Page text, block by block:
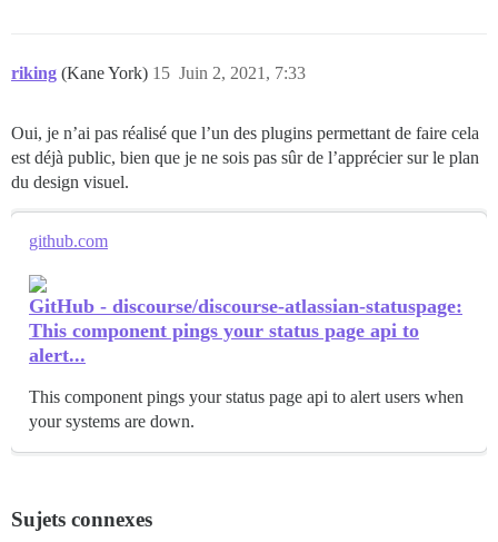
riking (Kane York) Juin 2, 2021, 7:33
15
Oui, je n’ai pas réalisé que l’un des plugins permettant de faire cela
est déjà public, bien que je ne sois pas sûr de l’apprécier sur le plan
du design visuel.
github.com
GitHub - discourse/discourse-atlassian-statuspage:
This component pings your status page api to
alert...
This component pings your status page api to alert users when
your systems are down.
Sujets connexes